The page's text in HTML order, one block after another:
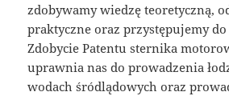
zdobywamy wiedzę teoretyczną,
praktyczne oraz przystępujemy
Zdobycie Patentu sternika
uprawnia nas do prowadzenia
wodach śródlądowych oraz